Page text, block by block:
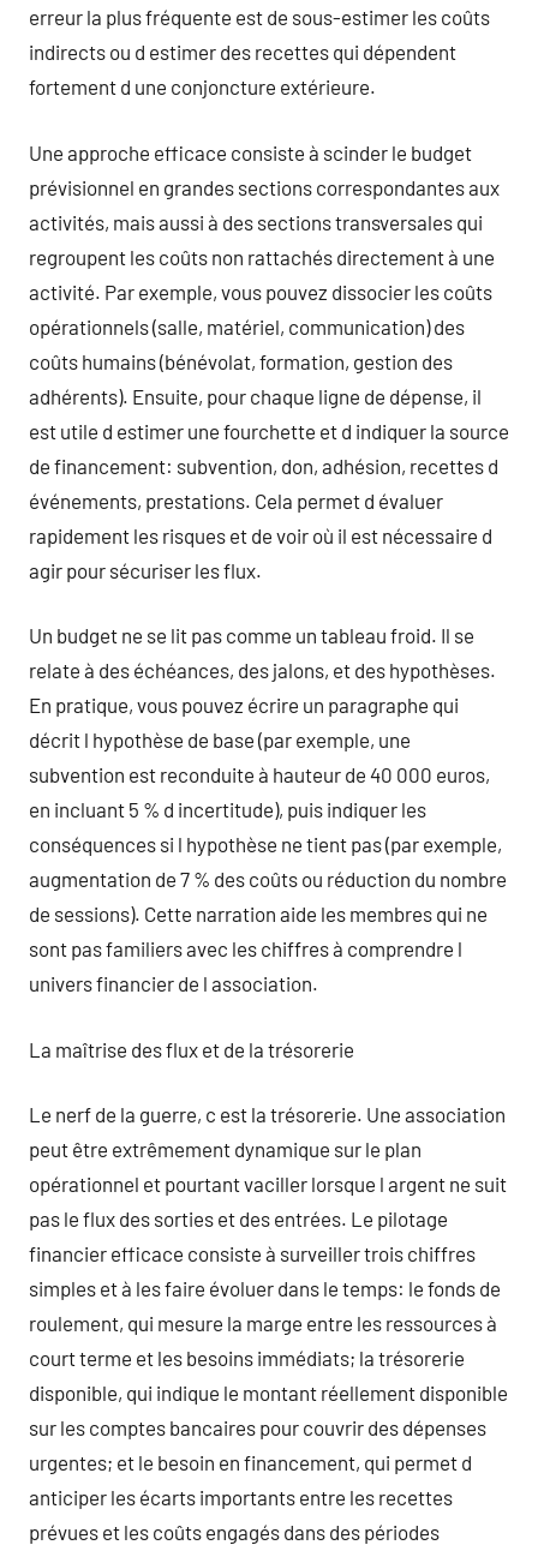
erreur la plus fréquente est de sous-estimer les coûts
indirects ou d estimer des recettes qui dépendent
fortement d une conjoncture extérieure.
Une approche efficace consiste à scinder le budget
prévisionnel en grandes sections correspondantes aux
activités, mais aussi à des sections transversales qui
regroupent les coûts non rattachés directement à une
activité. Par exemple, vous pouvez dissocier les coûts
opérationnels (salle, matériel, communication) des
coûts humains (bénévolat, formation, gestion des
adhérents). Ensuite, pour chaque ligne de dépense, il
est utile d estimer une fourchette et d indiquer la source
de financement: subvention, don, adhésion, recettes d
événements, prestations. Cela permet d évaluer
rapidement les risques et de voir où il est nécessaire d
agir pour sécuriser les flux.
Un budget ne se lit pas comme un tableau froid. Il se
relate à des échéances, des jalons, et des hypothèses.
En pratique, vous pouvez écrire un paragraphe qui
décrit l hypothèse de base (par exemple, une
subvention est reconduite à hauteur de 40 000 euros,
en incluant 5 % d incertitude), puis indiquer les
conséquences si l hypothèse ne tient pas (par exemple,
augmentation de 7 % des coûts ou réduction du nombre
de sessions). Cette narration aide les membres qui ne
sont pas familiers avec les chiffres à comprendre l
univers financier de l association.
La maîtrise des flux et de la trésorerie
Le nerf de la guerre, c est la trésorerie. Une association
peut être extrêmement dynamique sur le plan
opérationnel et pourtant vaciller lorsque l argent ne suit
pas le flux des sorties et des entrées. Le pilotage
financier efficace consiste à surveiller trois chiffres
simples et à les faire évoluer dans le temps: le fonds de
roulement, qui mesure la marge entre les ressources à
court terme et les besoins immédiats; la trésorerie
disponible, qui indique le montant réellement disponible
sur les comptes bancaires pour couvrir des dépenses
urgentes; et le besoin en financement, qui permet d
anticiper les écarts importants entre les recettes
prévues et les coûts engagés dans des périodes